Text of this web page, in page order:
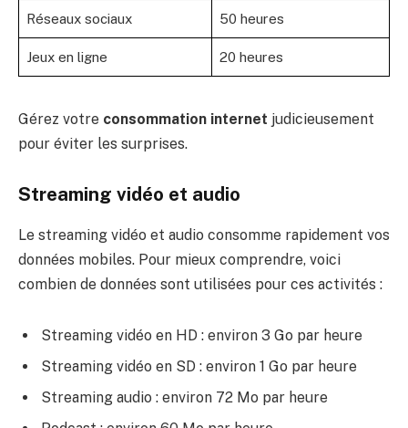
Réseaux sociaux 50 heures
Jeux en ligne 20 heures
Gérez votre consommation internet judicieusement
pour éviter les surprises.
Streaming vidéo et audio
Le streaming vidéo et audio consomme rapidement vos
données mobiles. Pour mieux comprendre, voici
combien de données sont utilisées pour ces activités :
Streaming vidéo en HD : environ 3 Go par heure
Streaming vidéo en SD : environ 1 Go par heure
Streaming audio : environ 72 Mo par heure